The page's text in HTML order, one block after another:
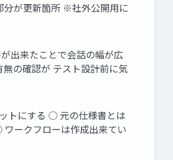
分が更新箇所 ※社外公開用に
出来たことで会話の幅が広
の確認が テスト設計前に気
トにする ○ 元の仕様書とは
ークフローは作成出来てい